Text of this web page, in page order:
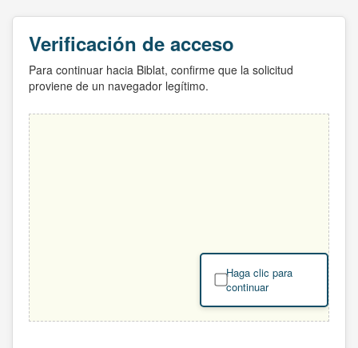
Verificación de acceso
Para continuar hacia Biblat, confirme que la solicitud
proviene de un navegador legítimo.
Haga clic para
continuar